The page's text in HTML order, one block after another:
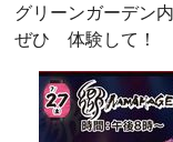
グリーンガーデン
ぜひ 体験して！